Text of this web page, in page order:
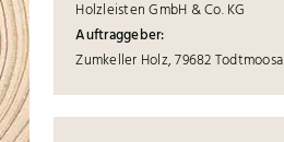
Holzleisten GmbH & Co. KG
Auftraggeber:
Zumkeller Holz, 79682 Todtmoosa